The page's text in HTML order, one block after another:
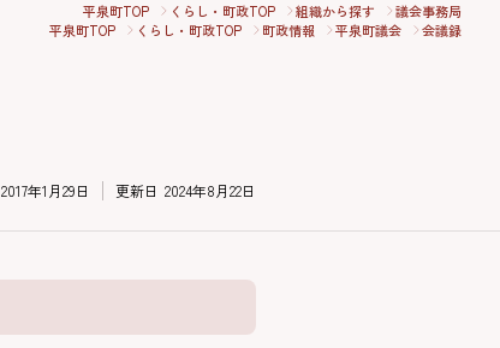
平泉町TOP くらし・町政TOP 組織から探す
議会事務局
平泉町TOP
くらし・町政TOP 町政情報 平泉町議会 会議録
2017年1月29日 更新日 2024年8月22日